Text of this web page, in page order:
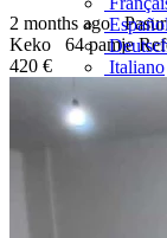
Italiano
2 months ago
Keko
64 pamje
420 €